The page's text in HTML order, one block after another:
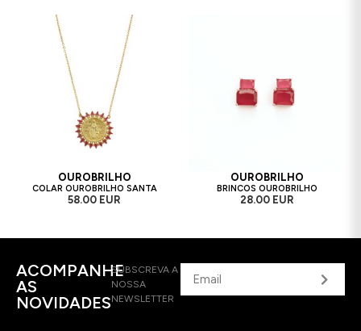
OUROBRILHO
COLAR OUROBRILHO SANTA
58.00 EUR
OUROBRILHO
BRINCOS OUROBRILHO
28.00 EUR
ACOMPANHE
AS
NOVIDADES
SUBSCREVA A
NOSSA
NEWSLETTER